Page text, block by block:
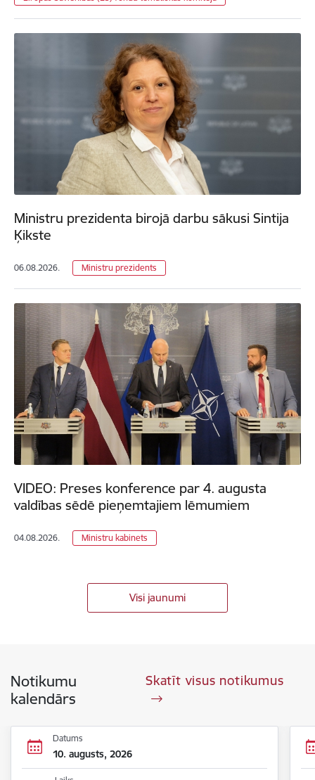
Ministru prezidenta birojā darbu sākusi Sintija
Ķikste
06.08.2026. Ministru prezidents
VIDEO: Preses konference par 4. augusta
valdības sēdē pieņemtajiem lēmumiem
04.08.2026. Ministru kabinets
Visi jaunumi
Notikumu
kalendārs
Skatīt visus notikumus
Datums
10. augusts, 2026